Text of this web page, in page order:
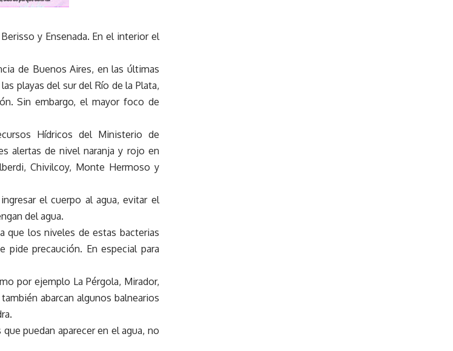
y Ensenada. En el interior el
de Buenos Aires, en las últimas
playas del sur del Río de la Plata,
Sin embargo, el mayor foco de
Hídricos del Ministerio de
alertas de nivel naranja y rojo en
Chivilcoy, Monte Hermoso y
el cuerpo al agua, evitar el
del agua.
que los niveles de estas bacterias
precaución. En especial para
por ejemplo La Pérgola, Mirador,
abarcan algunos balnearios
puedan aparecer en el agua, no